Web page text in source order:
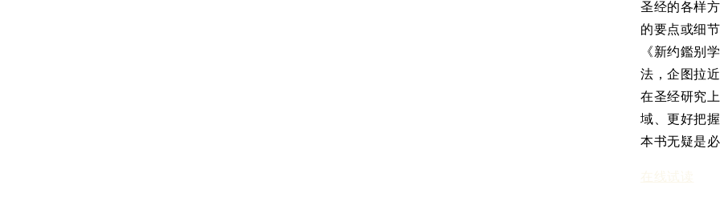
圣经的各样
的要点或细
《新约鑑别
法，企图拉
在圣经研究
域、更好把
本书无疑是